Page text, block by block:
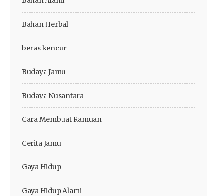
Bahan Herbal
beras kencur
Budaya Jamu
Budaya Nusantara
Cara Membuat Ramuan
Cerita Jamu
Gaya Hidup
Gaya Hidup Alami